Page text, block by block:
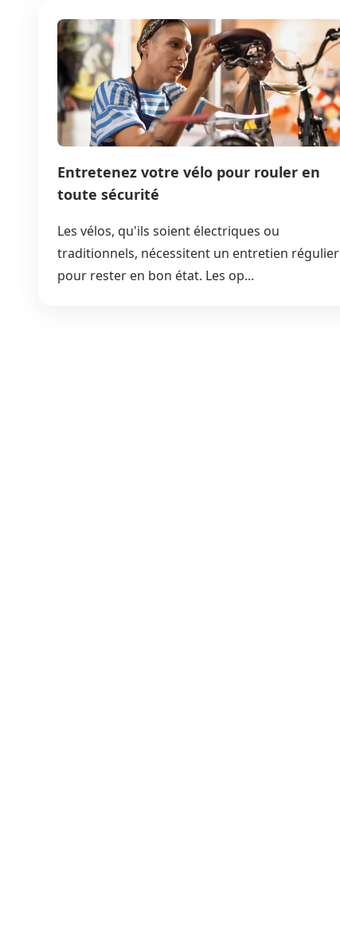
Entretenez votre vélo pour rouler en
toute sécurité
Les vélos, qu'ils soient électriques ou
traditionnels, nécessitent un entretien régulier
pour rester en bon état. Les op...